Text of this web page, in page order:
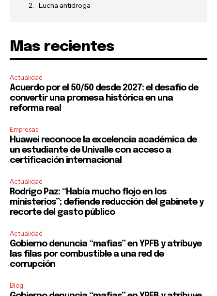
Lucha antidroga
Mas recientes
Actualidad
Acuerdo por el 50/50 desde 2027: el desafío de
convertir una promesa histórica en una
reforma real
Empresas
Huawei reconoce la excelencia académica de
un estudiante de Univalle con acceso a
certificación internacional
Actualidad
Rodrigo Paz: “Había mucho flojo en los
ministerios”; defiende reducción del gabinete y
recorte del gasto público
Actualidad
Gobierno denuncia “mafias” en YPFB y atribuye
las filas por combustible a una red de
corrupción
Blog